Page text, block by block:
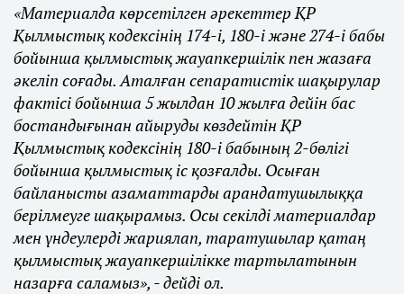
«Материалда көрсетілген әрекеттер ҚР
Қылмыстық кодексінің 174-і, 180-і және 274-і бабы
бойынша қылмыстық жауапкершілік пен жазаға
әкеліп соғады. Аталған сепаратистік шақырулар
фактісі бойынша 5 жылдан 10 жылға дейін бас
бостандығынан айыруды көздейтін ҚР
Қылмыстық кодексінің 180-і бабының 2-бөлігі
бойынша қылмыстық іс қозғалды. Осыған
байланысты азаматтарды арандатушылыққа
берілмеуге шақырамыз. Осы секілді материалдар
мен үндеулерді жариялап, таратушылар қатаң
қылмыстық жауапкершілікке тартылатынын
назарға саламыз», - дейді ол.